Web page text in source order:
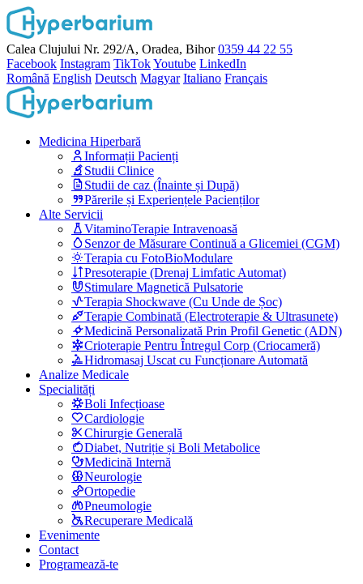
Calea Clujului Nr. 292/A, Oradea, Bihor 0359 44 22 55
Facebook Instagram TikTokYoutube LinkedIn
Română English Deutsch Magyar Italiano Français
Medicina Hiperbară
Informații Pacienți
Studii Clinice
Studii de caz (Înainte și După)
Părerile și Experiențele Pacienților
Alte Servicii
VitaminoTerapie Intravenoasă
Senzor de Măsurare Continuă a Glicemiei (CGM)
Terapia cu FotoBioModulare
Presoterapie (Drenaj Limfatic Automat)
Stimulare Magnetică Pulsatorie
Terapia Shockwave (Cu Unde de Șoc)
Terapie Combinată (Electroterapie & Ultrasunete)
Medicină Personalizată Prin Profil Genetic (ADN)
Crioterapie Pentru Întregul Corp (Criocameră)
Hidromasaj Uscat cu Funcționare Automată
Analize Medicale
Specialități
Boli Infecțioase
Cardiologie
Chirurgie Generală
Diabet, Nutriție și Boli Metabolice
Medicină Internă
Neurologie
Ortopedie
Pneumologie
Recuperare Medicală
Evenimente
Contact
Programează-te